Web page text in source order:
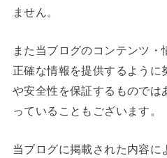
ません。
また当ブログのコンテンツ
正確な情報を提供するよう
や安全性を保証するもので
っていることもございます。
当ブログに掲載された内容